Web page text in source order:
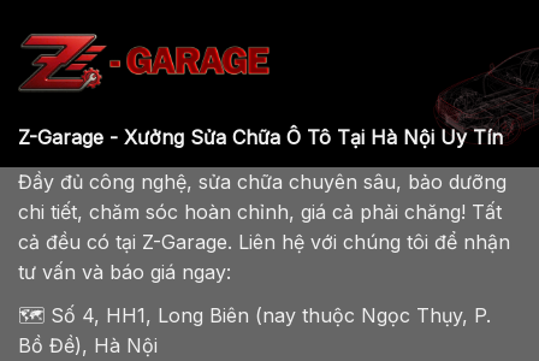
Z-Garage - Xưởng Sửa Chữa Ô Tô Tại Hà Nội Uy Tín
Đầy đủ công nghệ, sửa chữa chuyên sâu, bảo dưỡng
chi tiết, chăm sóc hoàn chỉnh, giá cả phải chăng! Tất
cả đều có tại Z-Garage. Liên hệ với chúng tôi để nhận
tư vấn và báo giá ngay:
🗺️ Số 4, HH1, Long Biên (nay thuộc Ngọc Thụy, P.
Bồ Đề), Hà Nội